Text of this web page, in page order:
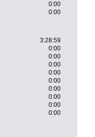
0:00
0:00
3:28:59
0:00
0:00
0:00
0:00
0:00
0:00
0:00
0:00
0:00